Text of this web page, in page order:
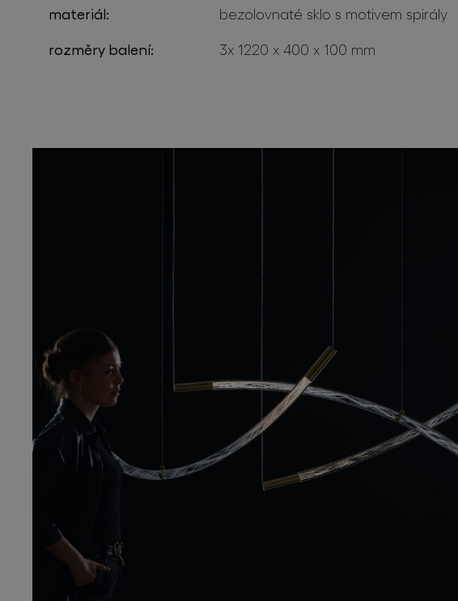
materiál: bezolovnaté sklo s motivem spirály
rozměry balení: 3x 1220 x 400 x 100 mm